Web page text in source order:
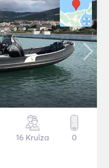
16 Kruīza 0